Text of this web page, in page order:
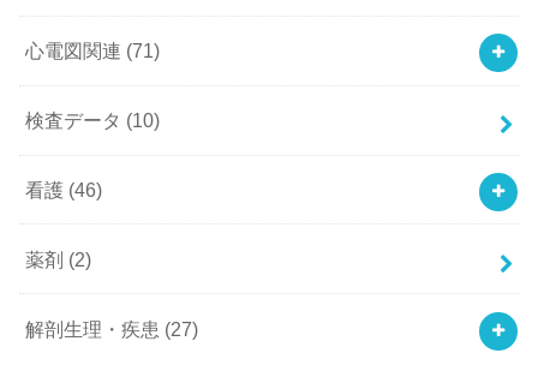
心電図関連 (71)
検査データ (10)
看護 (46)
薬剤 (2)
解剖生理・疾患 (27)